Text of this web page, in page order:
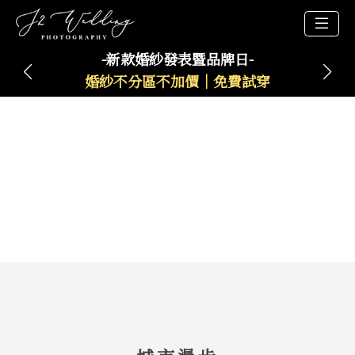
-新款婚紗發表暨品牌日-
婚紗不分區不加價｜免費試穿